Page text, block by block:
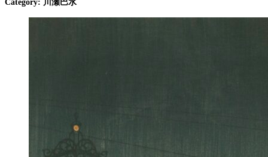
Category: 川瀬巴水